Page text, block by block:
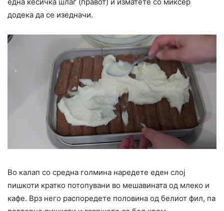
додека да се изедначи.
Во калап со средна голмина наредете еден слој
пишкоти кратко потопувани во мешавината од млеко и
кафе. Врз него распоредете половина од белиот фил, па